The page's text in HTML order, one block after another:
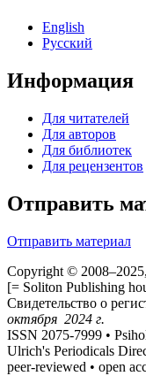
English
Русский
Информация
Для читателей
Для авторов
Для библиотек
Для рецензентов
Отправить
Отправить материал
Copyright ©
[= Soliton Publishing
Свидетельство о
октября 2024 г.
ISSN 2075-7999 •
Ulrich's Periodicals
peer-reviewed • open